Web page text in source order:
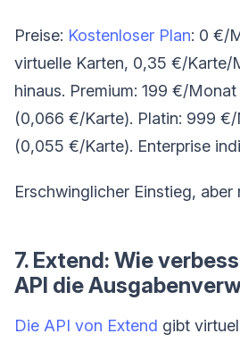
Preise: Kostenloser Plan: 0 €/
virtuelle Karten, 0,35 €/Karte/
hinaus. Premium: 199 €/
(0,066 €/Karte). Platin: 999
(0,055 €/Karte). Enterprise
Erschwinglicher Einstieg, aber
7. Extend: Wie
API die
Die API von Extend gibt